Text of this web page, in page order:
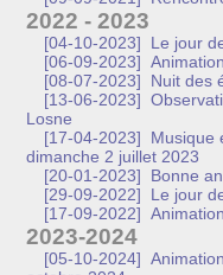
2022 - 2023
[04-10-2023]
Le jour
[06-09-2023]
[08-07-2023]
Nuit des
[13-06-2023]
Losne
[17-04-2023]
Musique
dimanche 2 juillet 2023
[20-01-2023]
Bonne
[29-09-2022]
Le jour
[17-09-2022]
2023-2024
[05-10-2024]